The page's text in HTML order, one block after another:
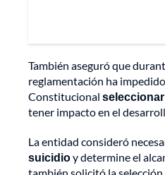
También aseguró que
reglamentación ha
Constitucional
tener impacto en el
La entidad consideró
suicidioy determine el